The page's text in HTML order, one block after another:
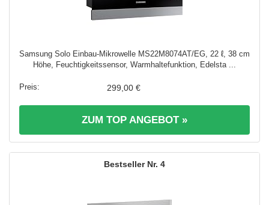
Samsung Solo Einbau-Mikrowelle MS22M8074AT/EG, 22 ℓ, 38 cm
Höhe, Feuchtigkeitssensor, Warmhaltefunktion, Edelsta ...
299,00 €
ZUM TOP ANGEBOT »
4